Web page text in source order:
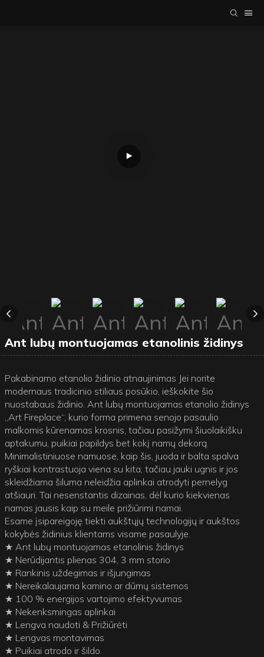
Ant lubų montuojamas etanolinis židinys
Pakabinamo etanolio židinio atnaujinimas Jei norite
modernaus tradicinio stiliaus posūkio, ieškokite šio
nuostabaus židinio. Ant lubų montuojamas etanolio židinys
„Art Fireplace“, kurio forma primena senojo pasaulio
malkomis kūrenamas krosnis, tačiau pasižymi šiuolaikišku
aptakumu, puikiai papildys bet kokį namų dekorą.
Minimalistiniuose namuose, kaip šis, juoda ir balta spalva
ryškiai kontrastuoja viena su kita, tačiau jauki ugnis ir jos
skleidžiama šiluma neleidžia aplinkai atrodyti pernelyg
atšiauri. Tai nesenstantis dizainas, dėl kurio kiekvienas
namas jausis kaip su meile prižiūrimi namai.
Esame įsipareigoję tiekti aukštųjų technologijų ir aukštos
kokybės židinius klientams visame pasaulyje.
★ Ant lubų montuojamas etanolinis židinys
★ Nerūdijantis plienas 304, 3 mm storio
★ Rankinis uždegimas ir išjungimas
★ Nereikalaujama kamino ar dūmų sistemos
★ 100 % energijos vartojimo efektyvumas
★ Nekenksmingas aplinkai
★ Lengva naudoti & Prižiūrėti
★ Lengvas montavimas
★ Puikiai atrodo ir šildo